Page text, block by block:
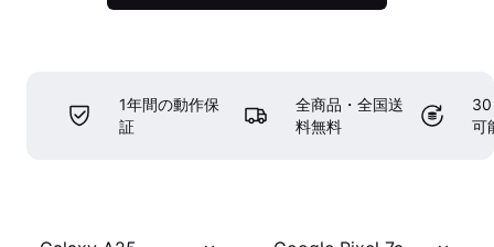
1年間の動作保
証
全商品・全国送
料無料
30
可